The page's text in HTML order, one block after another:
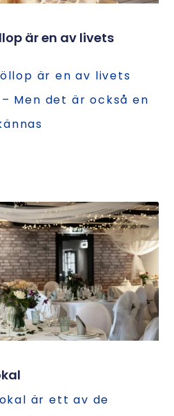
är en av livets
är en av livets
Men det är också en
är ett av de